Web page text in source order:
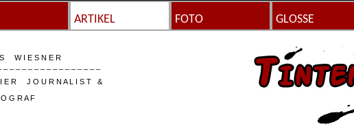
ARTIKEL FOTO GLOSSE
W I E S N E R
I E R J O U R N A L I S T &
G R A F